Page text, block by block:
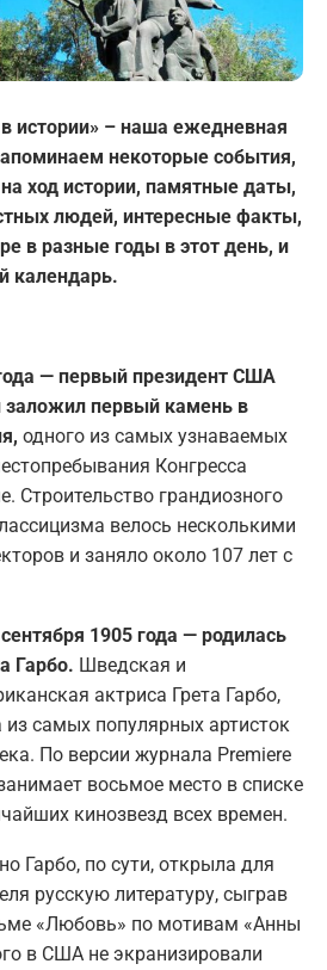
истории» – наша ежедневная
некоторые события,
ход истории, памятные даты,
людей, интересные факты,
в разные годы в этот день, и
календарь.
— первый президент США
первый камень в
одного из самых узнаваемых
Конгресса
Строительство грандиозного
велось несколькими
и заняло около 107 лет с
1905 года — родилась
Гарбо. Шведская и
актриса Грета Гарбо,
из самых популярных артисток
По версии журнала Premiere
восьмое место в списке
кинозвезд всех времен.
Гарбо, по сути, открыла для
русскую литературу, сыграв
«Любовь» по мотивам «Анны
в США не экранизировали